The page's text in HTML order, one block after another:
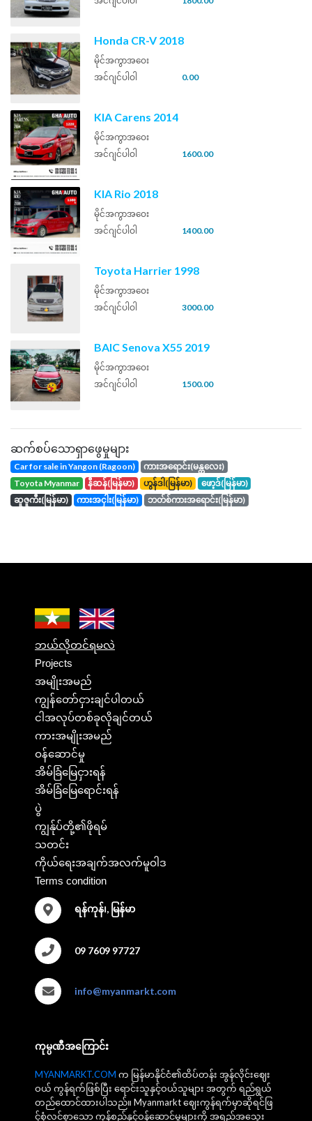
Honda CR-V 2018
မိုင်အကွာအဝေး
အင်ဂျင်ပါဝါ
0.00
KIA Carens 2014
မိုင်အကွာအဝေး
အင်ဂျင်ပါဝါ
1600.00
KIA Rio 2018
မိုင်အကွာအဝေး
အင်ဂျင်ပါဝါ
1400.00
Toyota Harrier 1998
မိုင်အကွာအဝေး
အင်ဂျင်ပါဝါ
3000.00
BAIC Senova X55 2019
မိုင်အကွာအဝေး
အင်ဂျင်ပါဝါ
1500.00
ဆက်စပ်သောရှာဖွေမှုများ
Car for sale in Yangon (Ragoon)
ကားအရောင်း(မန္တလေး)
toyota Myanmar
နီဆန်(မြန်မာ) ဟွန်ဒါ(မြန်မာ)
ဖော့ဒ်(မြန်မာ)
ဆူဇူကီး(မြန်မာ)
ကားအငှါး(မြန်မာ) ဘတ်စ်ကားအရောင်း(မြန်မာ)
ဘယ်လိုတင်ရမလဲ
Projects
အမျိုးအမည်
ကျွန်တော်ငှားချင်ပါတယ်
ငါအလုပ်တစ်ခုလိုချင်တယ်
ကားအမျိုးအမည်
ဝန်ဆောင်မှု
အိမ်ခြံမြေငှားရန်
အိမ်ခြံမြေရောင်းရန်
ပွဲ
ကျွန်ုပ်တို့၏ဖိုရမ်
သတင်း
ကိုယ်ရေးအချက်အလက်မူဝါဒ
Terms condition
ရန်ကုန်၊, မြန်မာ
09 7609 97727
info@myanmarkt.com
ကုမ္ပဏီအကြောင်း
MYANMARKT.COM က မြန်မာနိုင်ငံ၏ထိပ်တန်း အွန်လိုင်းဈေး
ဝယ် ကွန်ရက်ဖြစ်ပြီး ရောင်းသူနှင့်ဝယ်သူများ အတွက် ရည်ရွယ်
တည်ထောင်ထားပါသည်။ Myanmarkt ဈေးကွန်ရက်မှာဆိုရင်ဖြ
င့်စုံလင်စွာသော ကုန်စည်နှင့်ဝန်ဆောင်မှုများကို အရည်အသွေး